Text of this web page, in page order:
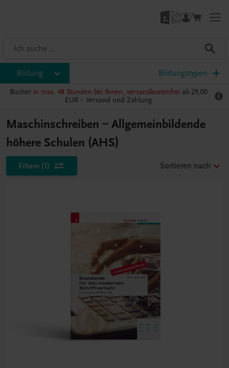
Bildung Bildungstypen
Bücher in max. 48 Stunden bei Ihnen, versandkostenfrei ab 29,00
EUR – Versand und Zahlung
Maschinschreiben – Allgemeinbildende
höhere Schulen (AHS)
Filtern (1) Sortieren nach